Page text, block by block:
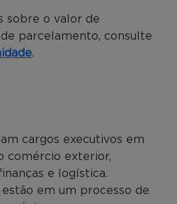
sobre o valor de
parcelamento, consulte
.
cargos executivos em
comércio exterior,
e logística.
em um processo de